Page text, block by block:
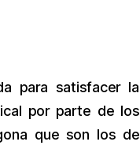
para satisfacer la
por parte de los
que son los de